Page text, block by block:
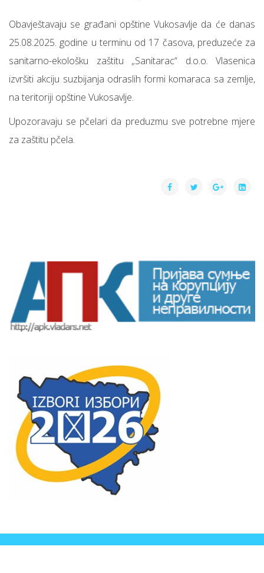
Obavještavaju se građani opštine Vukosavlje da će danas
25.08.2025. godine u terminu od 17 časova, preduzeće za
sanitarno-ekološku zaštitu „Sanitarac“ d.o.o. Vlasenica
izvršiti akciju suzbijanja odraslih formi komaraca sa zemlje,
na teritoriji opštine Vukosavlje.
Upozoravaju se pčelari da preduzmu sve potrebne mjere
za zaštitu pčela.